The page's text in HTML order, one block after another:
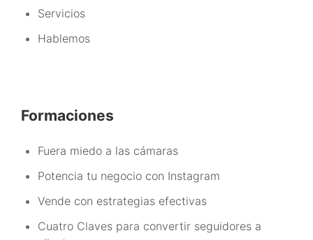
Servicios
Hablemos
Formaciones
Fuera miedo a las cámaras
Potencia tu negocio con Instagram
Vende con estrategias efectivas
Cuatro Claves para convertir seguidores a